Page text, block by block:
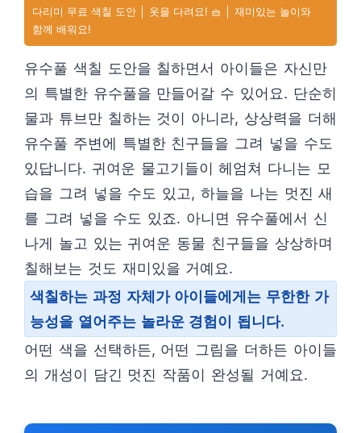
다리미 무료 색칠 도안 │ 옷을 다려요! 🧺 │ 재미있는 놀이와
함께 배워요!
유수풀 색칠 도안을 칠하면서 아이들은 자신만
의 특별한 유수풀을 만들어갈 수 있어요. 단순히
물과 튜브만 칠하는 것이 아니라, 상상력을 더해
유수풀 주변에 특별한 친구들을 그려 넣을 수도
있답니다. 귀여운 물고기들이 헤엄쳐 다니는 모
습을 그려 넣을 수도 있고, 하늘을 나는 멋진 새
를 그려 넣을 수도 있죠. 아니면 유수풀에서 신
나게 놀고 있는 귀여운 동물 친구들을 상상하며
칠해보는 것도 재미있을 거예요.
색칠하는 과정 자체가 아이들에게는 무한한 가
능성을 열어주는 놀라운 경험이 됩니다.
어떤 색을 선택하든, 어떤 그림을 더하든 아이들
의 개성이 담긴 멋진 작품이 완성될 거예요.